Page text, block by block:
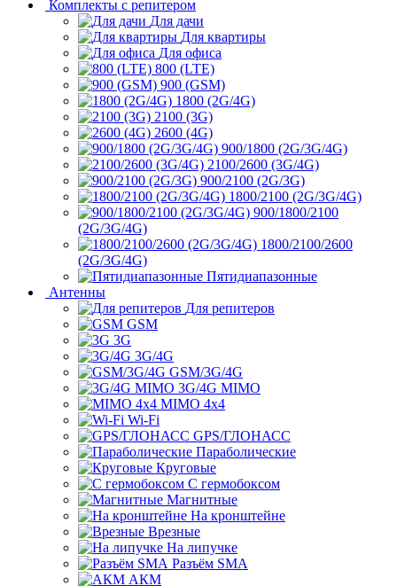
Комплекты с репитером
Для дачи
Для квартиры
Для офиса
800 (LTE)
900 (GSM)
1800 (2G/4G)
2100 (3G)
2600 (4G)
900/1800 (2G/3G/4G)
2100/2600 (3G/4G)
900/2100 (2G/3G)
1800/2100 (2G/3G/4G)
900/1800/2100
(2G/3G/4G)
1800/2100/2600
(2G/3G/4G)
Пятидиапазонные
Антенны
Для репитеров
GSM
3G
3G/4G
GSM/3G/4G
3G/4G MIMO
MIMO 4x4
Wi-Fi
GPS/ГЛОНАСС
Параболические
Круговые
С гермобоксом
Магнитные
На кронштейне
Врезные
На липучке
Разъём SMA
АКМ